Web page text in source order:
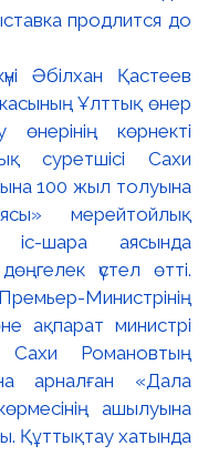
продлится до